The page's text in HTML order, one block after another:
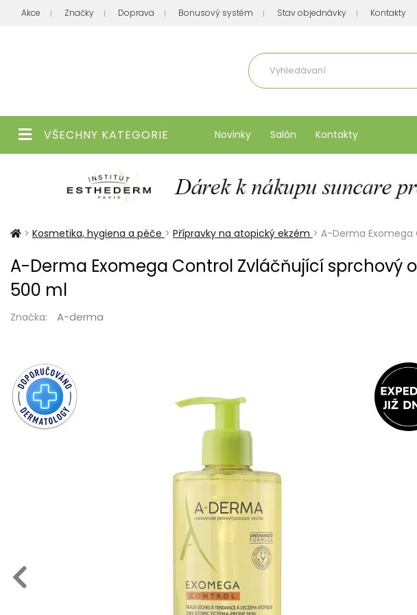
Akce Značky Doprava Bonusový systém Stav objednávky Kontakty
VŠECHNY KATEGORIE Novinky Salón Kontakty
> Kosmetika, hygiena a péče > Přípravky na atopický ekzém > A-Derma
A-Derma Exomega Control Zvláčňující sprchový
500 ml
Značka: A-derma